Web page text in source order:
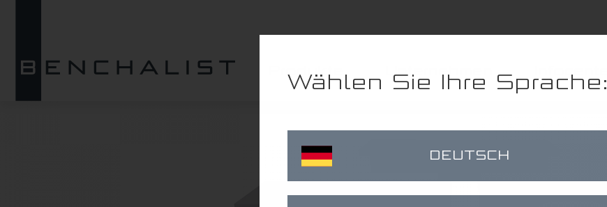
Header
Quicklinks
Produkte Unternehmen Infocenter
Wählen Sie Ihre Sprache:
DEUTSCH